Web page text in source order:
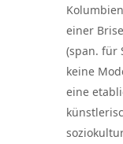
einer
(span. für
keine
eine